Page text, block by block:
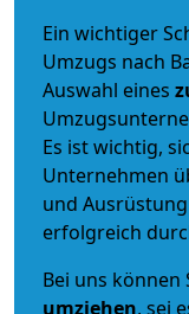
Ein wichtiger
Umzugs nach
Auswahl eines
Es ist wichtig,
Unternehmen
und
erfolgreich
Bei uns können
umziehen, sei